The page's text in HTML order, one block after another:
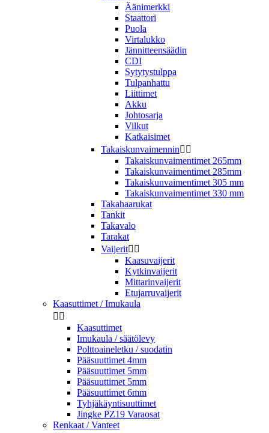
Äänimerkki
Staattori
Puola
Virtalukko
Jännitteensäädin
CDI
Sytytystulppa
Tulpanhattu
Liittimet
Akku
Johtosarja
Vilkut
Katkaisimet
Takaiskunvaimennin 
Takaiskunvaimentimet 265mm
Takaiskunvaimentimet 285mm
Takaiskunvaimentimet 305 mm
Takaiskunvaimentimet 330 mm
Takahaarukat
Tankit
Takavalo
Tarakat
Vaijerit 
Kaasuvaijerit
Kytkinvaijerit
Mittarinvaijerit
Etujarruvaijerit
Kaasuttimet / Imukaula
 
Kaasuttimet
Imukaula / säätölevy
Polttoaineletku / suodatin
Pääsuuttimet 4mm
Pääsuuttimet 5mm
Pääsuuttimet 5mm
Pääsuuttimet 6mm
Tyhjäkäyntisuuttimet
Jingke PZ19 Varaosat
Renkaat / Vanteet